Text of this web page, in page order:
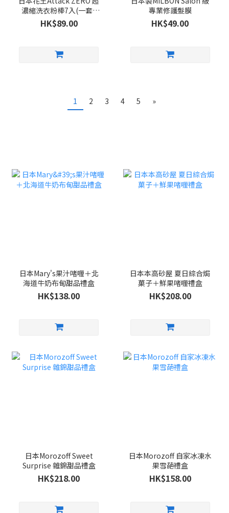
濃縮洗衣粉棒7入(一套5
包)
HK$89.00
專業修護髮膜
HK$49.00
1 2 3 4 5 »
日本Mary's果汁啫喱＋北
海道牛奶布甸甜品禮盒
HK$138.00
日本本高砂屋 夏日綜合焗
菓子＋鮮果啫喱禮盒
HK$208.00
日本Morozoff Sweet
Surprise 雜錦甜品禮盒
HK$218.00
日本Morozoff 自家冰凍水
果雪葩禮盒
HK$158.00